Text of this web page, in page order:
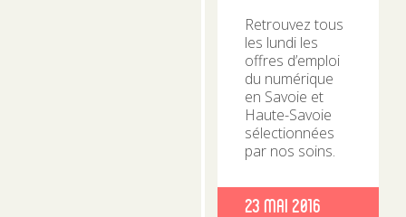
Retrouvez tous
les lundi les
offres d’emploi
du numérique
en Savoie et
Haute-Savoie
sélectionnées
par nos soins.
Publié
23 Mai 2016